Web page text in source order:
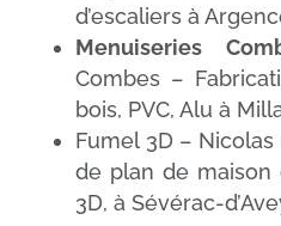
d’escaliers à
Menuiseries
Combes –
bois, PVC, Alu à
Fumel 3D –
de plan de maison
3D, à Sévérac-